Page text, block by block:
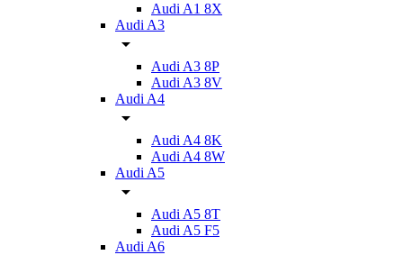
Audi A1 8X
Audi A3
Audi A3 8P
Audi A3 8V
Audi A4
Audi A4 8K
Audi A4 8W
Audi A5
Audi A5 8T
Audi A5 F5
Audi A6